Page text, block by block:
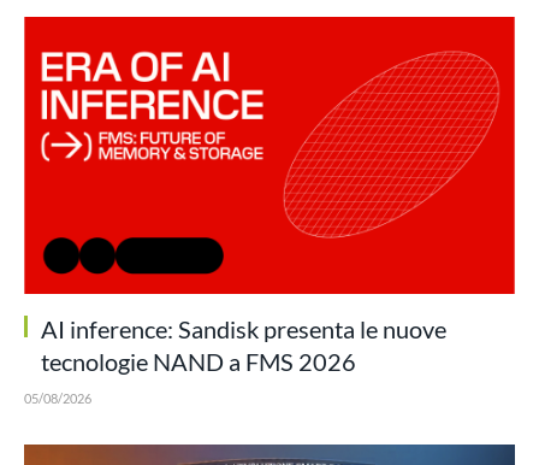
AI inference: Sandisk presenta le nuove
tecnologie NAND a FMS 2026
05/08/2026